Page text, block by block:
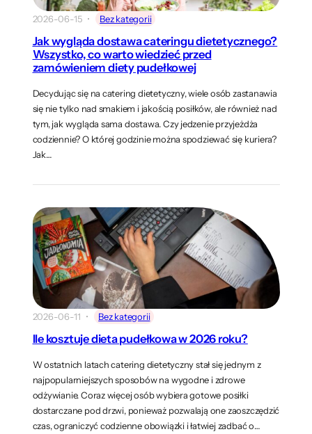
2026-06-15 Bez kategorii
Jak wygląda dostawa cateringu dietetycznego?
Wszystko, co warto wiedzieć przed
zamówieniem diety pudełkowej
Decydując się na catering dietetyczny, wiele osób zastanawia
się nie tylko nad smakiem i jakością posiłków, ale również nad
tym, jak wygląda sama dostawa. Czy jedzenie przyjeżdża
codziennie? O której godzinie można spodziewać się kuriera?
Jak…
2026-06-11 Bez kategorii
Ile kosztuje dieta pudełkowa w 2026 roku?
W ostatnich latach catering dietetyczny stał się jednym z
najpopularniejszych sposobów na wygodne i zdrowe
odżywianie. Coraz więcej osób wybiera gotowe posiłki
dostarczane pod drzwi, ponieważ pozwalają one zaoszczędzić
czas, ograniczyć codzienne obowiązki i łatwiej zadbać o…